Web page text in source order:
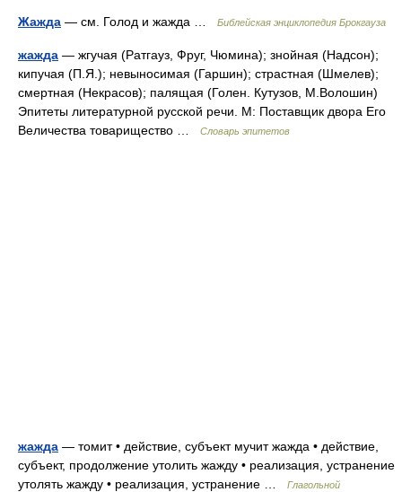
Жажда — см. Голод и жажда … Библейская энциклопедия Брокгауза
жажда — жгучая (Ратгауз, Фруг, Чюмина); знойная (Надсон);
кипучая (П.Я.); невыносимая (Гаршин); страстная (Шмелев);
смертная (Некрасов); палящая (Голен. Кутузов, М.Волошин)
Эпитеты литературной русской речи. М: Поставщик двора Его
Величества товарищество …
Словарь эпитетов
жажда — томит • действие, субъект мучит жажда • действие,
субъект, продолжение утолить жажду • реализация, устранение
утолять жажду • реализация, устранение …
Глагольной